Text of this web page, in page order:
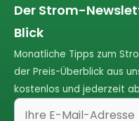
Der Strom-
Blick
Monatliche Tipps zum
der Preis-Überblick aus
kostenlos und jederzeit